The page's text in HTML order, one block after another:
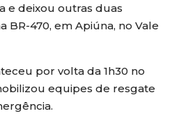
e deixou outras duas
BR-470, em Apiúna, no Vale
por volta da 1h30 no
equipes de resgate